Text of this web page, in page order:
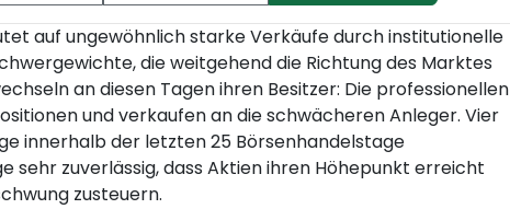
auf ungewöhnlich starke Verkäufe durch institutionelle
die weitgehend die Richtung des Marktes
an diesen Tagen ihren Besitzer: Die professionellen
und verkaufen an die schwächeren Anleger. Vier
innerhalb der letzten 25 Börsenhandelstage
sehr zuverlässig, dass Aktien ihren Höhepunkt erreicht
zusteuern.